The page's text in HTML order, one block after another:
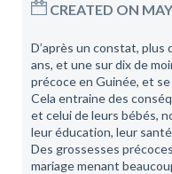
CREATED ON
D’après un constat, plus
ans, et une sur dix de
précoce en Guinée, et
Cela entraine des
et celui de leurs bébés,
leur éducation, leur
Des grossesses
mariage menant